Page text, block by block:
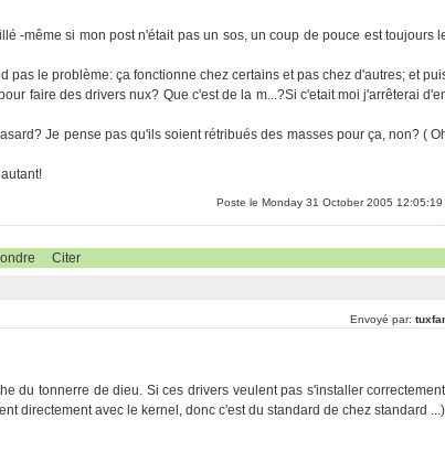
-même si mon post n'était pas un sos, un coup de pouce est toujours
pas le problème: ça fonctionne chez certains et pas chez d'autres; et
faire des drivers nux? Que c'est de la m...?Si c'etait moi j'arrêterai
Je pense pas qu'ils soient rétribués des masses pour ça, non? (
Poste le Monday 31 October 2005 12:05:19
Citer
Envoyé par:
du tonnerre de dieu. Si ces drivers veulent pas s'installer
directement avec le kernel, donc c'est du standard de chez standard ...)